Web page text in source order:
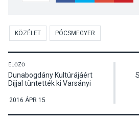
KÖZÉLET PÓCSMEGYER
ELŐZŐ
Dunabogdány Kultúrájáért
Díjjal tüntették ki Varsányi
betelepített magyarokról való
2016 ÁPR 15